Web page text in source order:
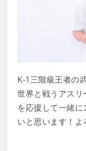
K-1三階級王者の
世界と戦うアス
を応援して一緒
いと思います！よ